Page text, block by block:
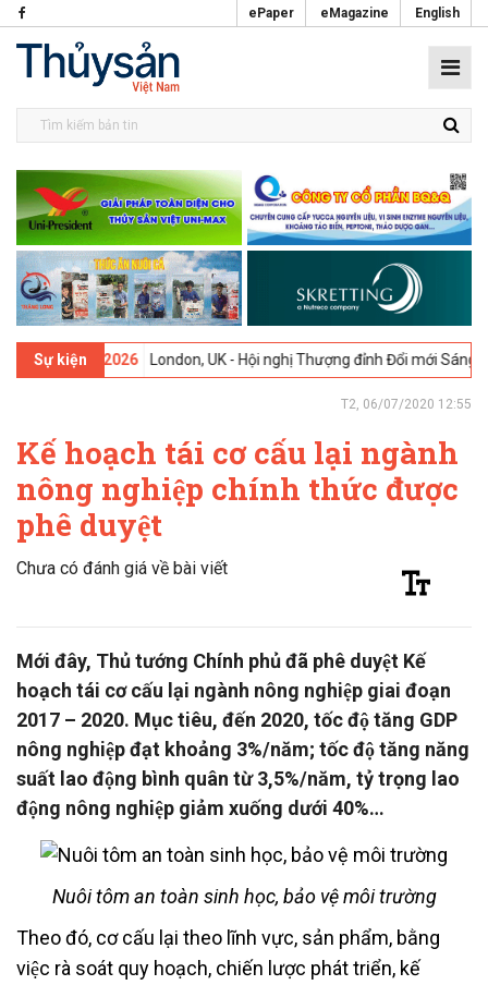
ePaper eMagazine English
Sự kiện
09-02-2026 London, UK - Hội nghị Thượng đỉnh Đổi mới Sáng tạo
T2, 06/07/2020 12:55
Kế hoạch tái cơ cấu lại ngành
nông nghiệp chính thức được
phê duyệt
Chưa có đánh giá về bài viết
Mới đây, Thủ tướng Chính phủ đã phê duyệt Kế
hoạch tái cơ cấu lại ngành nông nghiệp giai đoạn
2017 – 2020. Mục tiêu, đến 2020, tốc độ tăng GDP
nông nghiệp đạt khoảng 3%/năm; tốc độ tăng năng
suất lao động bình quân từ 3,5%/năm, tỷ trọng lao
động nông nghiệp giảm xuống dưới 40%…
Nuôi tôm an toàn sinh học, bảo vệ môi trường
Theo đó, cơ cấu lại theo lĩnh vực, sản phẩm, bằng
việc rà soát quy hoạch, chiến lược phát triển, kế